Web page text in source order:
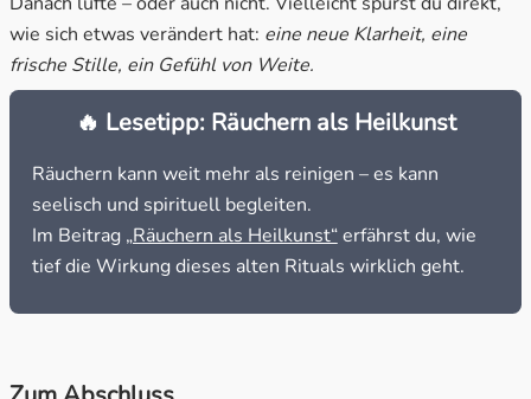
wie sich etwas verändert hat: eine neue Klarheit, eine
frische Stille, ein Gefühl von Weite.
🔥 Lesetipp: Räuchern als Heilkunst
Räuchern kann weit mehr als reinigen – es kann
seelisch und spirituell begleiten.
Im Beitrag „Räuchern als Heilkunst“erfährst du, wie
tief die Wirkung dieses alten Rituals wirklich geht.